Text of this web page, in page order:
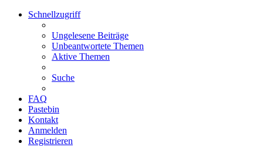
Schnellzugriff
Ungelesene Beiträge
Unbeantwortete Themen
Aktive Themen
Suche
FAQ
Pastebin
Kontakt
Anmelden
Registrieren